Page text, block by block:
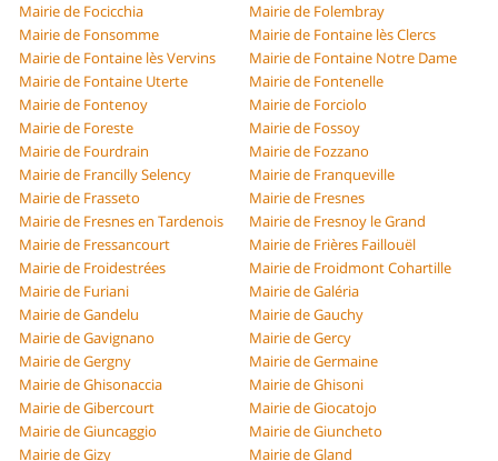
Mairie de Focicchia
Mairie de Folembray
Mairie de Fonsomme
Mairie de Fontaine lès Clercs
Mairie de Fontaine lès Vervins
Mairie de Fontaine Notre Dame
Mairie de Fontaine Uterte
Mairie de Fontenelle
Mairie de Fontenoy
Mairie de Forciolo
Mairie de Foreste
Mairie de Fossoy
Mairie de Fourdrain
Mairie de Fozzano
Mairie de Francilly Selency
Mairie de Franqueville
Mairie de Frasseto
Mairie de Fresnes
Mairie de Fresnes en Tardenois
Mairie de Fresnoy le Grand
Mairie de Fressancourt
Mairie de Frières Faillouël
Mairie de Froidestrées
Mairie de Froidmont Cohartille
Mairie de Furiani
Mairie de Galéria
Mairie de Gandelu
Mairie de Gauchy
Mairie de Gavignano
Mairie de Gercy
Mairie de Gergny
Mairie de Germaine
Mairie de Ghisonaccia
Mairie de Ghisoni
Mairie de Gibercourt
Mairie de Giocatojo
Mairie de Giuncaggio
Mairie de Giuncheto
Mairie de Gizy
Mairie de Gland